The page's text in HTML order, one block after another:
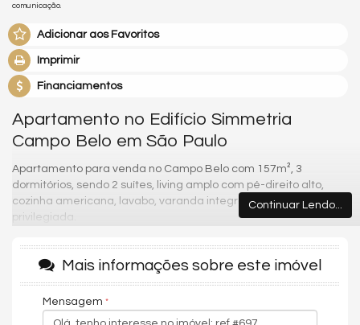
comunicação.
Adicionar aos Favoritos
Imprimir
Financiamentos
Apartamento no Edifício Simmetria
Campo Belo em São Paulo
Apartamento para venda no Campo Belo com 157m², 3
dormitórios, sendo 2 suítes, living amplo com pé-direito alto,
cozinha americana, lavabo, varanda integrada e uma vista
privilegiada.
Características do Imóvel
Ar Condicionado
Andar Alto
Vista Panorâmica
Área de Serviço
Continuar Lendo...
Mais informações sobre este imóvel
Mensagem